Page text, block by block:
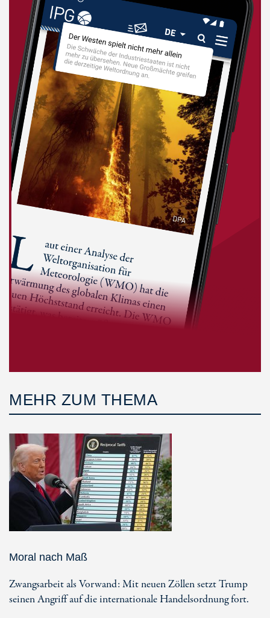
MEHR ZUM THEMA
Moral nach Maß
Zwangsarbeit als Vorwand: Mit neuen Zöllen setzt Trump
seinen Angriff auf die internationale Handelsordnung fort.